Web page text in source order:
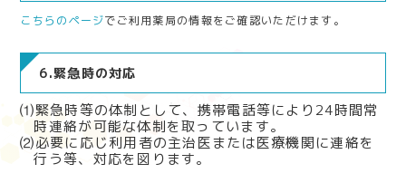
こちらのページでご利用薬局の情報をご確認いただけます。
6.緊急時の対応
⑴緊急時等の体制として、携帯電話等により24時間常
時連絡が可能な体制を取っています。
⑵必要に応じ利用者の主治医または医療機関に連絡を
行う等、対応を図ります。